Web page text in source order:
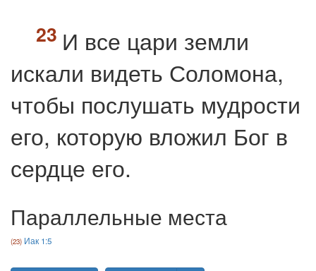
И все цари земли
искали видеть Соломона,
чтобы послушать мудрости
его, которую вложил Бог в
сердце его.
Параллельные места
Иак 1:5